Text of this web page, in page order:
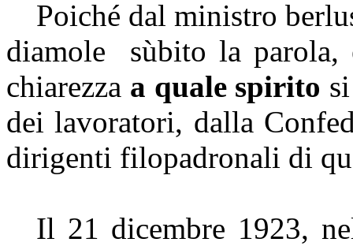
Poiché dal ministro
diamole
sùbito la parola,
chiarezza a quale spirito
dei lavoratori, dalla
dirigenti filopadronali di
Il 21 dicembre 1923,